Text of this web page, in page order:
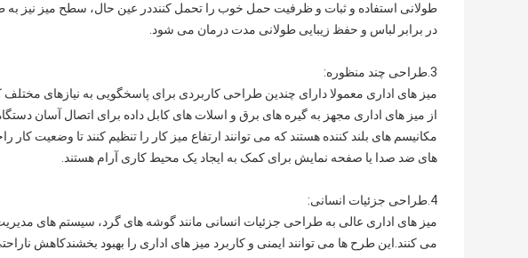
طولانی استفاده و ثبات و ظرفیت حمل خوب را تحمل کننددر عین حال، سطح میز نیز
در برابر لباس و حفظ زیبایی طولانی مدت درمان می شود.
3.طراحی چند منظوره:
میز های اداری معمولا دارای چندین طراحی کاربردی برای پاسخگویی به نیازهای
از میز های اداری مجهز به گیره های برق و اسلات های کابل داده برای اتصال آسان
مکانیسم های بلند کننده هستند که می توانند ارتفاع میز کار را تنظیم کنند تا وضعیت
های ضد صدا یا صفحه نمایش برای کمک به ایجاد یک محیط کاری آرام هستند.
4. طراحی جزئیات انسانی:
میز های اداری عالی به طراحی جزئیات انسانی مانند گوشه های گرد، سیستم های
می کنند.این طرح ها می توانند ایمنی و کاربرد میز های اداری را بهبود بخشندکاهش